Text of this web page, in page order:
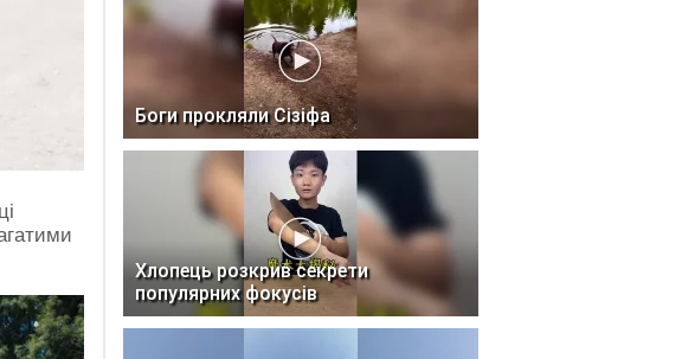
Боги прокляли Сізіфа
Хлопець розкрив секрети
популярних фокусів